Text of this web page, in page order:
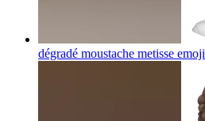
dégradé moustache metisse emoji